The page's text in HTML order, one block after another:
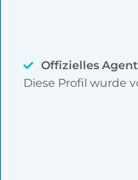
Offizielles
Diese Profil wurde